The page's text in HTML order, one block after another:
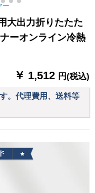
FH
イヤの家庭の造型の
黒
大出力折りたたた
ーオンライン冷熱
￥ 1,512 円(税込)
。代理費用、送料等